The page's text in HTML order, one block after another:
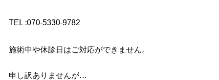
TEL :070-5330-9782
施術中や休診日はご対応ができません。
申し訳ありませんが…